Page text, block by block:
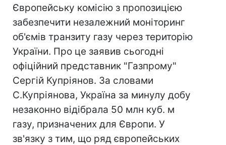
Європейську комісію з пропозицією
забезпечити незалежний моніторинг
об'ємів транзиту газу через територію
України. Про це заявив сьогодні
офіційний представник "Газпрому"
Сергій Купріянов. За словами
С.Купріянова, Україна за минулу добу
незаконно відібрала 50 млн куб. м
газу, призначених для Європи. У
зв'язку з тим, що ряд європейських